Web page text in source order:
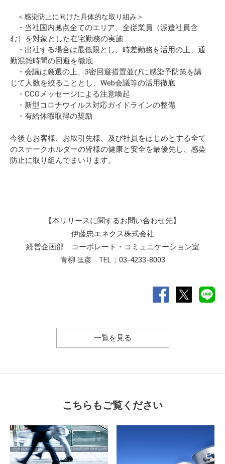
＜感染防止に向けた具体的な取り組み＞
・当社国内拠点全てのエリア、全従業員（派遣社員含
む）を対象とした在宅勤務の実施
・出社する場合は最低限とし、時差勤務を活用の上、通
勤混雑時間の回避を徹底
・会議は厳選の上、3密回避措置並びに感染予防策を講
じて人数を絞ることとし、Web会議等の活用徹底
・CCOメッセージによる注意喚起
・新型コロナウイルス対応ガイドラインの整備
・有給休暇取得の奨励
今後もお客様、お取引先様、及び社員をはじめとする全て
のステークホルダーの皆様の健康と安全を最優先し、感染
防止に取り組んでまいります。
【本リリースに関するお問い合わせ先】
伊藤忠エネクス株式会社
経営企画部 コーポレート・コミュニケーション室
青柳 匡彦 TEL：03-4233-8003
一覧を見る
こちらもご覧ください